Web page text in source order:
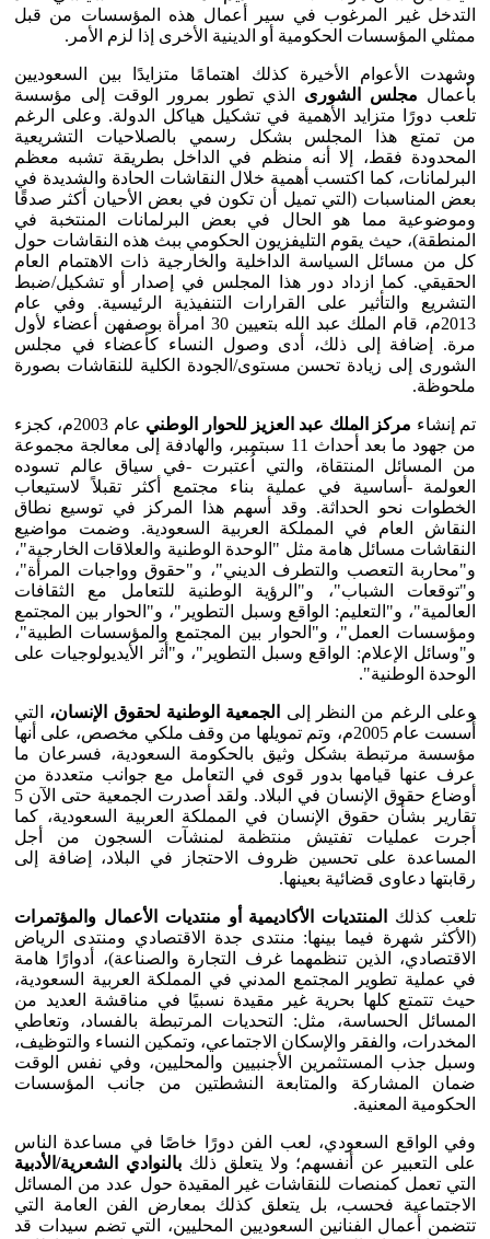
التدخل غير المرغوب في سير أعمال هذه المؤسسات من قبل
ممثلي المؤسسات الحكومية أو الدينية الأخرى إذا لزم الأمر.
وشهدت الأعوام الأخيرة كذلك اهتمامًا متزايدًا بين السعوديين
بأعمال مجلس الشورى الذي تطور بمرور الوقت إلى مؤسسة
تلعب دورًا متزايد الأهمية في تشكيل هياكل الدولة. وعلى الرغم
من تمتع هذا المجلس بشكل رسمي بالصلاحيات التشريعية
المحدودة فقط، إلا أنه منظم في الداخل بطريقة تشبه معظم
البرلمانات، كما اكتسب أهمية خلال النقاشات الحادة والشديدة في
بعض المناسبات (التي تميل أن تكون في بعض الأحيان أكثر صدقًا
وموضوعية مما هو الحال في بعض البرلمانات المنتخبة في
المنطقة)، حيث يقوم التليفزيون الحكومي ببث هذه النقاشات حول
كل من مسائل السياسة الداخلية والخارجية ذات الاهتمام العام
الحقيقي. كما ازداد دور هذا المجلس في إصدار أو تشكيل/ضبط
التشريع والتأثير على القرارات التنفيذية الرئيسية. وفي عام
2013م، قام الملك عبد الله بتعيين 30 امرأة بوصفهن أعضاء لأول
مرة. إضافة إلى ذلك، أدى وصول النساء كأعضاء في مجلس
الشورى إلى زيادة تحسن مستوى/الجودة الكلية للنقاشات بصورة
ملحوظة.
تم إنشاء مركز الملك عبد العزيز للحوار الوطني
عام 2003م، كجزء
من جهود ما بعد أحداث 11 سبتمبر، والهادفة إلى معالجة مجموعة
من المسائل المنتقاة، والتي اُعتبرت -في سياق عالم تسوده
العولمة -أساسية في عملية بناء مجتمع أكثر تقبلاً لاستيعاب
الخطوات نحو الحداثة. وقد أسهم هذا المركز في توسيع نطاق
النقاش العام في المملكة العربية السعودية. وضمت مواضيع
النقاشات مسائل هامة مثل "الوحدة الوطنية والعلاقات الخارجية"،
و"محاربة التعصب والتطرف الديني"، و"حقوق وواجبات المرأة"،
و"توقعات الشباب"، و"الرؤية الوطنية للتعامل مع الثقافات
العالمية"، و"التعليم: الواقع وسبل التطوير"، و"الحوار بين المجتمع
ومؤسسات العمل"، و"الحوار بين المجتمع والمؤسسات الطبية"،
و"وسائل الإعلام: الواقع وسبل التطوير"، و"أثر الأيديولوجيات على
الوحدة الوطنية".
وعلى الرغم من النظر إلى الجمعية الوطنية لحقوق الإنسان،
التي
أُسست عام 2005م، وتم تمويلها من وقف ملكي مخصص، على أنها
مؤسسة مرتبطة بشكل وثيق بالحكومة السعودية، فسرعان ما
عرف عنها قيامها بدور قوى في التعامل مع جوانب متعددة من
أوضاع حقوق الإنسان في البلاد. ولقد أصدرت الجمعية حتى الآن 5
تقارير بشأن حقوق الإنسان في المملكة العربية السعودية، كما
أجرت عمليات تفتيش منتظمة لمنشآت السجون من أجل
المساعدة على تحسين ظروف الاحتجاز في البلاد، إضافة إلى
رقابتها دعاوى قضائية بعينها.
تلعب كذلك المنتديات الأكاديمية أو منتديات الأعمال والمؤتمرات
(الأكثر شهرة فيما بينها: منتدى جدة الاقتصادي ومنتدى الرياض
الاقتصادي، الذين تنظمهما غرف التجارة والصناعة)، أدوارًا هامة
في عملية تطوير المجتمع المدني في المملكة العربية السعودية،
حيث تتمتع كلها بحرية غير مقيدة نسبيًا في مناقشة العديد من
المسائل الحساسة، مثل: التحديات المرتبطة بالفساد، وتعاطي
المخدرات، والفقر والإسكان الاجتماعي، وتمكين النساء والتوظيف،
وسبل جذب المستثمرين الأجنبيين والمحليين، وفي نفس الوقت
ضمان المشاركة والمتابعة النشطتين من جانب المؤسسات
الحكومية المعنية.
وفي الواقع السعودي، لعب الفن دورًا خاصًا في مساعدة الناس
على التعبير عن أنفسهم؛ ولا يتعلق ذلكبالنوادي الشعرية/الأدبية
التي تعمل كمنصات للنقاشات غير المقيدة حول عدد من المسائل
الاجتماعية فحسب، بل يتعلق كذلك بمعارض الفن العامة التي
تتضمن أعمال الفنانين السعوديين المحليين، التي تضم سيدات قد